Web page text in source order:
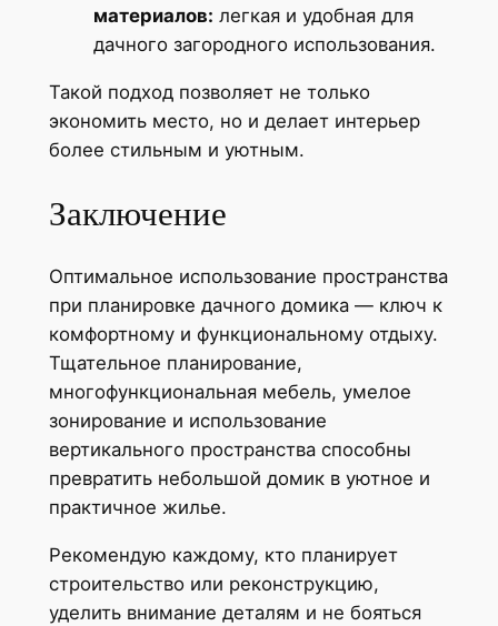
материалов: легкая и удобная для
дачного загородного использования.
Такой подход позволяет не только
экономить место, но и делает интерьер
более стильным и уютным.
Заключение
Оптимальное использование пространства
при планировке дачного домика — ключ к
комфортному и функциональному отдыху.
Тщательное планирование,
многофункциональная мебель, умелое
зонирование и использование
вертикального пространства способны
превратить небольшой домик в уютное и
практичное жилье.
Рекомендую каждому, кто планирует
строительство или реконструкцию,
уделить внимание деталям и не бояться